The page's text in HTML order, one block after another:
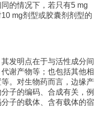
的情况下，若只有5 mg
mg剂型或胶囊剂剂型的
发明点在于与活性成分间
谢产物等；也包括其他相
。对生物药而言，边缘产
子的编码、合成有关，例
子的载体、含有载体的宿